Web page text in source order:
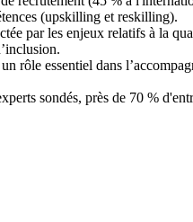
(upskilling et reskilling).
par les enjeux relatifs à la
essentiel dans
sondés, près de 70 %